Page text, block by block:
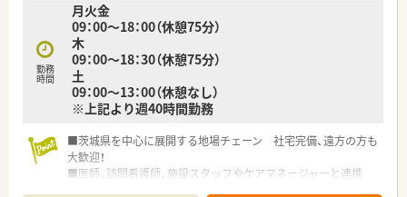
勤務
時間
月火金
09：00～18：00（休憩75分）
木
09：00～18：30（休憩75分）
土
09：00～13：00（休憩なし）
※上記より週40時間勤務
■茨城県を中心に展開する地場チェーン 社宅完備、遠方の方も
大歓迎！
■医師、訪問看護師、施設スタッフやケアマネージャーと連携